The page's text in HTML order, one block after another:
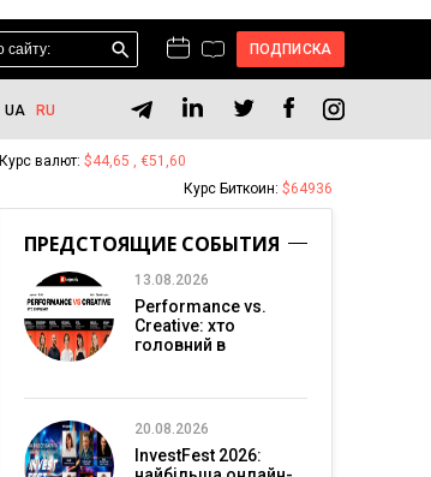
ПОДПИСКА
UA RU
Курс валют: $44,65 , €51,60
Курс Биткоин: $64936
ПРЕДСТОЯЩИЕ СОБЫТИЯ
13.08.2026
Performance vs.
Creative: хто
головний в
20.08.2026
InvestFest 2026: